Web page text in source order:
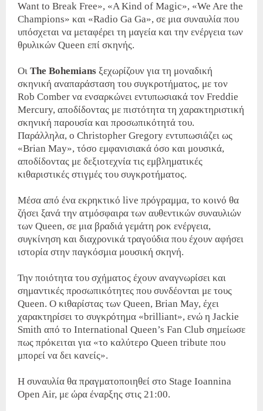
Want to Break Free», «A Kind of Magic», «We Are the
Champions» και «Radio Ga Ga», σε μια συναυλία που
υπόσχεται να μεταφέρει τη μαγεία και την ενέργεια των
θρυλικών Queen επί σκηνής.
Οι The Bohemians ξεχωρίζουν για τη μοναδική
σκηνική αναπαράσταση του συγκροτήματος, με τον
Rob Comber να ενσαρκώνει εντυπωσιακά τον Freddie
Mercury, αποδίδοντας με πιστότητα τη χαρακτηριστική
σκηνική παρουσία και προσωπικότητά του.
Παράλληλα, ο Christopher Gregory εντυπωσιάζει ως
«Brian May», τόσο εμφανισιακά όσο και μουσικά,
αποδίδοντας με δεξιοτεχνία τις εμβληματικές
κιθαριστικές στιγμές του συγκροτήματος.
Μέσα από ένα εκρηκτικό live πρόγραμμα, το κοινό θα
ζήσει ξανά την ατμόσφαιρα των αυθεντικών συναυλιών
των Queen, σε μια βραδιά γεμάτη ροκ ενέργεια,
συγκίνηση και διαχρονικά τραγούδια που έχουν αφήσει
ιστορία στην παγκόσμια μουσική σκηνή.
Την ποιότητα του σχήματος έχουν αναγνωρίσει και
σημαντικές προσωπικότητες που συνδέονται με τους
Queen. Ο κιθαρίστας των Queen, Brian May, έχει
χαρακτηρίσει το συγκρότημα «brilliant», ενώ η Jackie
Smith από το International Queen’s Fan Club σημείωσε
πως πρόκειται για «το καλύτερο Queen tribute που
μπορεί να δει κανείς».
Η συναυλία θα πραγματοποιηθεί στο Stage Ioannina
Open Air, με ώρα έναρξης στις 21:00.